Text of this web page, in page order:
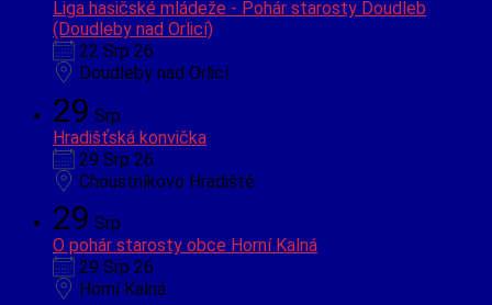
Liga hasičské mládeže - Pohár starosty Doudleb
(Doudleby nad Orlicí)
22 Srp 26
Doudleby nad Orlicí
29 Srp
Hradišťská konvička
29 Srp 26
Choustníkovo Hradiště
29 Srp
O pohár starosty obce Horní Kalná
29 Srp 26
Horní Kalná